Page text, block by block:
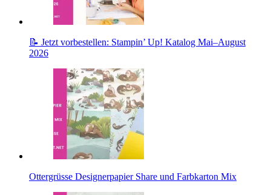
📝 Jetzt vorbestellen: Stampin’ Up! Katalog Mai–August
2026
Ottergrüsse Designerpapier Share und Farbkarton Mix